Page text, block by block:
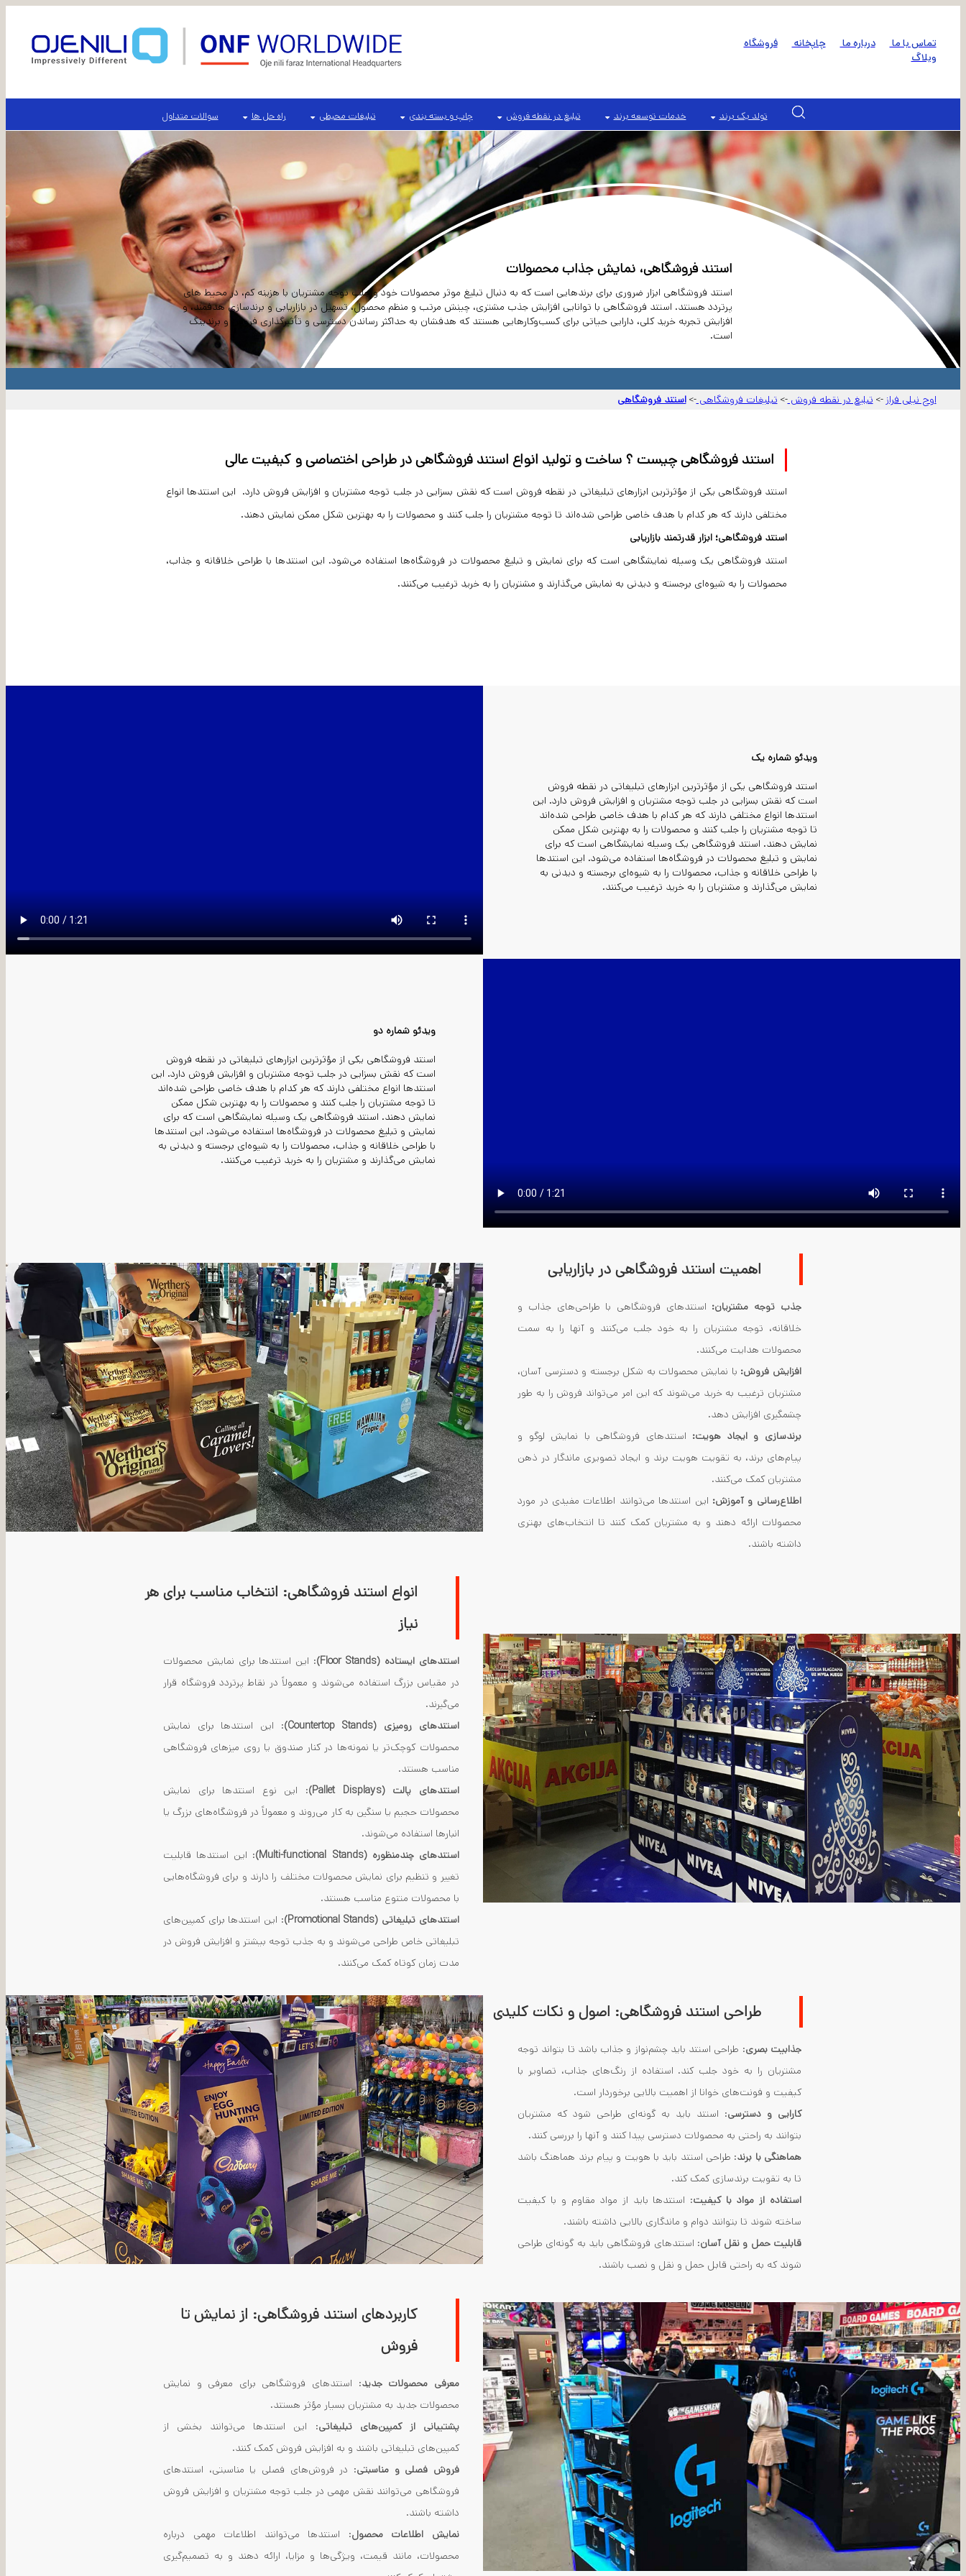
تماس با ما درباره ما چاپخانه
فروشگاه
وبلاگ
تولد یک برند خدمات توسعه برند تبلیغ در نقطه فروش چاپ و بسته بندی تبلیغات محیطی راه حل ها سوالات متداول
استند فروشگاهی، نمایش جذاب محصولات
استند فروشگاهی ابزار ضروری برای برندهایی است که به دنبال تبلیغ موثر محصولات خود و جلب توجه مشتریان با هزینه کم، در محیط های
پرتردد هستند. استند فروشگاهی با توانایی افزایش جذب مشتری، چینش مرتب و منظم محصول، تسهیل در بازاریابی و برندسازی هدفمند، و
افزایش تجربه خرید کلی، دارایی حیاتی برای کسب‌وکارهایی هستند که هدفشان به حداکثر رساندن دسترسی و تأثیرگذاری فروش و برندینگ
است.
اوج نیلی فراز ->تبلیغ در نقطه فروش->تبلیغات فروشگاهی->استند فروشگاهی
استند فروشگاهی چیست ؟ ساخت و تولید انواع استند فروشگاهی در طراحی اختصاصی و کیفیت عالی
استند فروشگاهی یکی از مؤثرترین ابزارهای تبلیغاتی در نقطه فروش است که نقش بسزایی در جلب توجه مشتریان و افزایش فروش دارد. این استندها انواع
مختلفی دارند که هر کدام با هدف خاصی طراحی شده‌اند تا توجه مشتریان را جلب کنند و محصولات را به بهترین شکل ممکن نمایش دهند.
استند فروشگاهی؛ ابزار قدرتمند بازاریابی
استند فروشگاهی یک وسیله نمایشگاهی است که برای نمایش و تبلیغ محصولات در فروشگاه‌ها استفاده می‌شود. این استندها با طراحی خلاقانه و جذاب،
محصولات را به شیوه‌ای برجسته و دیدنی به نمایش می‌گذارند و مشتریان را به خرید ترغیب می‌کنند.
ویدئو شماره یک
استند فروشگاهی یکی از مؤثرترین ابزارهای تبلیغاتی در نقطه فروش
است که نقش بسزایی در جلب توجه مشتریان و افزایش فروش دارد. این
استندها انواع مختلفی دارند که هر کدام با هدف خاصی طراحی شده‌اند
تا توجه مشتریان را جلب کنند و محصولات را به بهترین شکل ممکن
نمایش دهند. استند فروشگاهی یک وسیله نمایشگاهی است که برای
نمایش و تبلیغ محصولات در فروشگاه‌ها استفاده می‌شود. این استندها
با طراحی خلاقانه و جذاب، محصولات را به شیوه‌ای برجسته و دیدنی به
نمایش می‌گذارند و مشتریان را به خرید ترغیب می‌کنند.
ویدئو شماره دو
استند فروشگاهی یکی از مؤثرترین ابزارهای تبلیغاتی در نقطه فروش
است که نقش بسزایی در جلب توجه مشتریان و افزایش فروش دارد. این
استندها انواع مختلفی دارند که هر کدام با هدف خاصی طراحی شده‌اند
تا توجه مشتریان را جلب کنند و محصولات را به بهترین شکل ممکن
نمایش دهند. استند فروشگاهی یک وسیله نمایشگاهی است که برای
نمایش و تبلیغ محصولات در فروشگاه‌ها استفاده می‌شود. این استندها
با طراحی خلاقانه و جذاب، محصولات را به شیوه‌ای برجسته و دیدنی به
نمایش می‌گذارند و مشتریان را به خرید ترغیب می‌کنند.
اهمیت استند فروشگاهی در بازاریابی
جذب توجه مشتریان: استندهای فروشگاهی با طراحی‌های جذاب و
خلاقانه، توجه مشتریان را به خود جلب می‌کنند و آنها را به سمت
محصولات هدایت می‌کنند.
افزایش فروش: با نمایش محصولات به شکل برجسته و دسترسی آسان،
مشتریان ترغیب به خرید می‌شوند که این امر می‌تواند فروش را به طور
چشمگیری افزایش دهد.
برندسازی و ایجاد هویت: استندهای فروشگاهی با نمایش لوگو و
پیام‌های برند، به تقویت هویت برند و ایجاد تصویری ماندگار در ذهن
مشتریان کمک می‌کنند.
اطلاع‌رسانی و آموزش: این استندها می‌توانند اطلاعات مفیدی در مورد
محصولات ارائه دهند و به مشتریان کمک کنند تا انتخاب‌های بهتری
داشته باشند.
انواع استند فروشگاهی: انتخاب مناسب برای هر
نیاز
استندهای ایستاده (Floor Stands)
: این استندها برای نمایش محصولات
در مقیاس بزرگ استفاده می‌شوند و معمولاً در نقاط پرتردد فروشگاه قرار
می‌گیرند.
استندهای رومیزی (Countertop Stands)
: این استندها برای نمایش
محصولات کوچک‌تر یا نمونه‌ها در کنار صندوق یا روی میزهای فروشگاهی
مناسب هستند.
استندهای پالت (Pallet Displays)
: این نوع استندها برای نمایش
محصولات حجیم یا سنگین به کار می‌روند و معمولاً در فروشگاه‌های بزرگ یا
انبارها استفاده می‌شوند.
استندهای چندمنظوره (Multi-functional Stands)
: این استندها قابلیت
تغییر و تنظیم برای نمایش محصولات مختلف را دارند و برای فروشگاه‌هایی
با محصولات متنوع مناسب هستند.
استندهای تبلیغاتی (Promotional Stands)
: این استندها برای کمپین‌های
تبلیغاتی خاص طراحی می‌شوند و به جذب توجه بیشتر و افزایش فروش در
مدت زمان کوتاه کمک می‌کنند.
طراحی استند فروشگاهی: اصول و نکات کلیدی
جذابیت بصری: طراحی استند باید چشم‌نواز و جذاب باشد تا بتواند توجه
مشتریان را به خود جلب کند. استفاده از رنگ‌های جذاب، تصاویر با
کیفیت و فونت‌های خوانا از اهمیت بالایی برخوردار است.
کارایی و دسترسی: استند باید به گونه‌ای طراحی شود که مشتریان
بتوانند به راحتی به محصولات دسترسی پیدا کنند و آنها را بررسی کنند.
هماهنگی با برند: طراحی استند باید با هویت و پیام برند هماهنگ باشد
تا به تقویت برندسازی کمک کند.
استفاده از مواد با کیفیت: استندها باید از مواد مقاوم و با کیفیت
ساخته شوند تا بتوانند دوام و ماندگاری بالایی داشته باشند.
قابلیت حمل و نقل آسان: استندهای فروشگاهی باید به گونه‌ای طراحی
شوند که به راحتی قابل حمل و نقل و نصب باشند.
کاربردهای استند فروشگاهی: از نمایش تا
فروش
معرفی محصولات جدید: استندهای فروشگاهی برای معرفی و نمایش
محصولات جدید به مشتریان بسیار مؤثر هستند.
پشتیبانی از کمپین‌های تبلیغاتی: این استندها می‌توانند بخشی از
کمپین‌های تبلیغاتی باشند و به افزایش فروش کمک کنند.
فروش فصلی و مناسبتی: در فروش‌های فصلی یا مناسبتی، استندهای
فروشگاهی می‌توانند نقش مهمی در جلب توجه مشتریان و افزایش فروش
داشته باشند.
نمایش اطلاعات محصول: استندها می‌توانند اطلاعات مهمی درباره
محصولات، مانند قیمت، ویژگی‌ها و مزایا، ارائه دهند و به تصمیم‌گیری